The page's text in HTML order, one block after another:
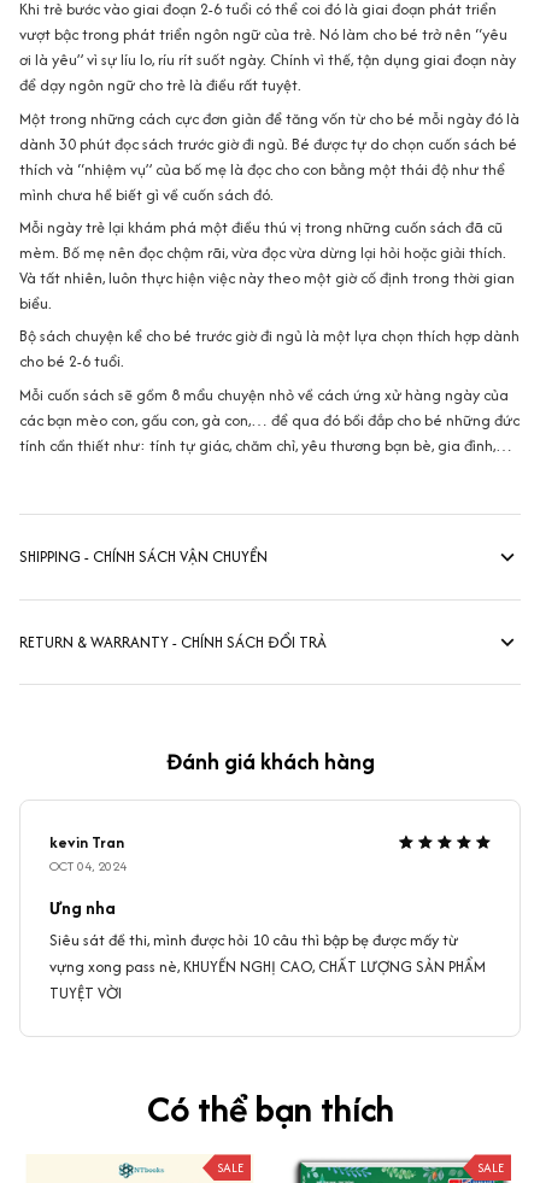
Khi trẻ bước vào giai đoạn 2-6 tuổi có thể coi đó là giai đoạn phát triển
vượt bậc trong phát triển ngôn ngữ của trẻ. Nó làm cho bé trở nên “yêu
ơi là yêu” vì sự líu lo, ríu rít suốt ngày. Chính vì thế, tận dụng giai đoạn này
để dạy ngôn ngữ cho trẻ là điều rất tuyệt.
Một trong những cách cực đơn giản để tăng vốn từ cho bé mỗi ngày đó là
dành 30 phút đọc sách trước giờ đi ngủ. Bé được tự do chọn cuốn sách bé
thích và “nhiệm vụ” của bố mẹ là đọc cho con bằng một thái độ như thể
mình chưa hề biết gì về cuốn sách đó.
Mỗi ngày trẻ lại khám phá một điều thú vị trong những cuốn sách đã cũ
mèm. Bố mẹ nên đọc chậm rãi, vừa đọc vừa dừng lại hỏi hoặc giải thích.
Và tất nhiên, luôn thực hiện việc này theo một giờ cố định trong thời gian
biểu.
Bộ sách chuyện kể cho bé trước giờ đi ngủ là một lựa chọn thích hợp dành
cho bé 2-6 tuổi.
Mỗi cuốn sách sẽ gồm 8 mẩu chuyện nhỏ về cách ứng xử hàng ngày của
các bạn mèo con, gấu con, gà con,… để qua đó bồi đắp cho bé những đức
tính cần thiết như: tính tự giác, chăm chỉ, yêu thương bạn bè, gia đình,…
SHIPPING - CHÍNH SÁCH VẬN CHUYỂN
RETURN & WARRANTY - CHÍNH SÁCH ĐỔI TRẢ
Đánh giá khách hàng
kevin Tran
OCT 04, 2024
Ưng nha
Siêu sát đề thi, mình được hỏi 10 câu thì bập bẹ được mấy từ
vựng xong pass nè, KHUYẾN NGHỊ CAO, CHẤT LƯỢNG SẢN PHẨM
TUYỆT VỜI
Có thể bạn thích
SALE SALE